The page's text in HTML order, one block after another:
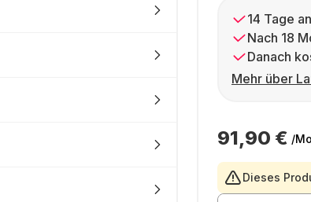
14 Tage
Nach 18
Danach
Mehr über
91,90 € /
Dieses